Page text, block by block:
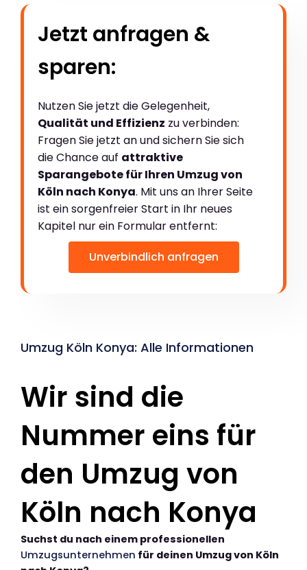
Jetzt anfragen &
sparen:
Nutzen Sie jetzt die Gelegenheit,
Qualität und Effizienz zu verbinden:
Fragen Sie jetzt an und sichern Sie sich
die Chance auf attraktive
Sparangebote für Ihren Umzug von
Köln nach Konya. Mit uns an Ihrer Seite
ist ein sorgenfreier Start in Ihr neues
Kapitel nur ein Formular entfernt:
Unverbindlich anfragen
Umzug Köln Konya: Alle Informationen
Wir sind die
Nummer eins für
den Umzug von
Köln nach Konya
Suchst du nach einem professionellen
Umzugsunternehmen für deinen Umzug von Köln